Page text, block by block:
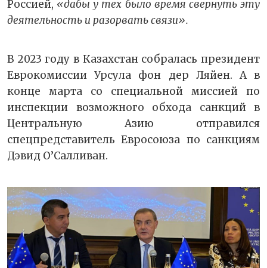
Россией, «дабы у тех было время свернуть эту
деятельность и разорвать связи».
В 2023 году в Казахстан собралась президент
Еврокомиссии Урсула фон дер Ляйен. А в
конце марта со специальной миссией по
инспекции возможного обхода санкций в
Центральную Азию отправился
спецпредставитель Евросоюза по санкциям
Дэвид О’Салливан.